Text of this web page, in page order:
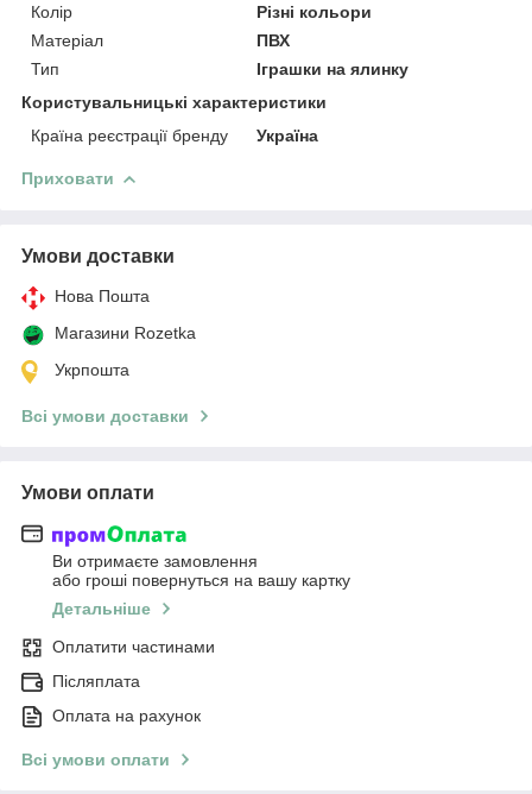
Колір
Різні кольори
Матеріал
ПВХ
Тип
Іграшки на ялинку
Користувальницькі характеристики
Країна реєстрації бренду
Україна
Приховати
Умови доставки
Нова Пошта
Магазини Rozetka
Укрпошта
Всі умови доставки
Умови оплати
Ви отримаєте замовлення
або гроші повернуться на вашу картку
Детальніше
Оплатити частинами
Післяплата
Оплата на рахунок
Всі умови оплати